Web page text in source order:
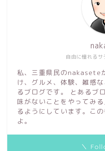
自由に憧れるサ
私、三重県民のnakasete
け、グルメ、体験、雑感
るブログです。 とあるブ
味がないことをやってみ
るようにしています。こ
よ。
＼